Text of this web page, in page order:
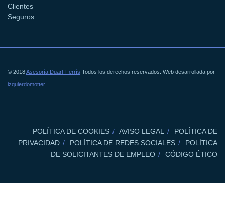
Clientes
Seguros
© 2018Asesoría Duart-Ferrís Todos los derechos reservados. Web desarrollada por
izquierdomotter
POLÍTICA DE COOKIES AVISO LEGAL
POLÍTICA DE
PRIVACIDAD
POLÍTICA DE REDES SOCIALES
POLÍTICA
DE SOLICITANTES DE EMPLEO
CÓDIGO ÉTICO